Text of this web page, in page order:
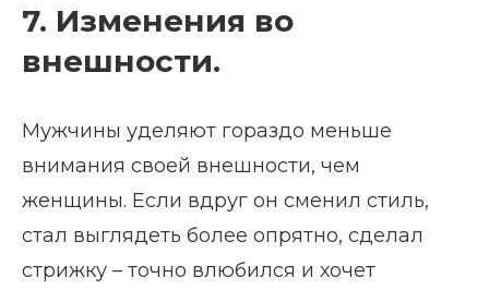
7. Изменения во
внешности.
Мужчины уделяют гораздо меньше
внимания своей внешности, чем
женщины. Если вдруг он сменил стиль,
стал выглядеть более опрятно, сделал
стрижку – точно влюбился и хочет